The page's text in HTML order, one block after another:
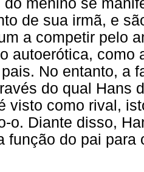
de sua irmã, e
a competir pelo
autoerótica, como
No entanto, a
do qual Hans
visto como rival,
o. Diante disso,
função do pai para